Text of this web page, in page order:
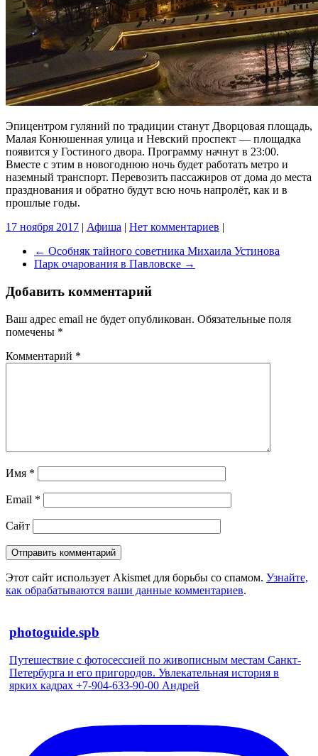
Эпицентром гуляний по традиции станут Дворцовая площадь,
Малая Конюшенная улица и Невский проспект — площадка
появится у Гостиного двора. Программу начнут в 23:00.
Вместе с этим в новогоднюю ночь будет работать метро и
наземный транспорт. Перевозить пассажиров от дома до места
празднования и обратно будут всю ночь напролёт, как и в
прошлые годы.
17 ноября 2017 | Афиша | Нет комментариев |
← Особняк тайного советника Михаила Устинова
Парк очарования в Павловске →
Добавить комментарий
Ваш адрес email не будет опубликован. Обязательные поля
помечены *
Комментарий *
Имя *
Email *
Сайт
Этот сайт использует Akismet для борьбы со спамом. Узнайте,
как обрабатываются ваши данные комментариев.
photoguide.spb
Путешествие с фотосессией по живописным местам Санкт-
Петербурга и его пригородов. Увлекательная история в
ярких кадрах +7-904-633-90-00 Андрей